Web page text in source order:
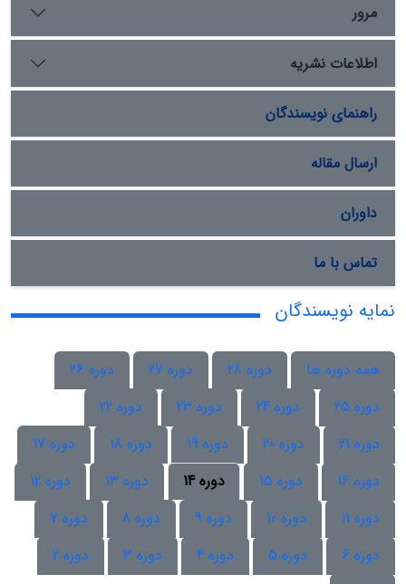
مرور
اطلاعات نشریه
راهنمای نویسندگان
ارسال مقاله
داوران
تماس با ما
نمایه نویسندگان
همه دوره ها دوره 28 دوره 27
دوره 26
دوره 25
دوره 24 دوره 23
دوره 22
دوره 21
دوره 20 دوره 19 دوره 18
دوره 17
دوره 16
دوره 15 دوره 14 دوره 13
دوره 12
دوره 11
دوره 10 دوره 9 دوره 8
دوره 7
دوره 6
دوره 5 دوره 4 دوره 3
دوره 2